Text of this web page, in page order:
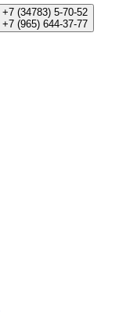
+7 (34783) 5-70-52
+7 (965) 644-37-77